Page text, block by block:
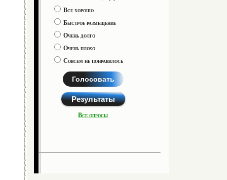
Все хорошо
Быстрое размещение
Очень долго
Очень плохо
Совсем не понравилось
Голосовать
Результаты
Все опросы